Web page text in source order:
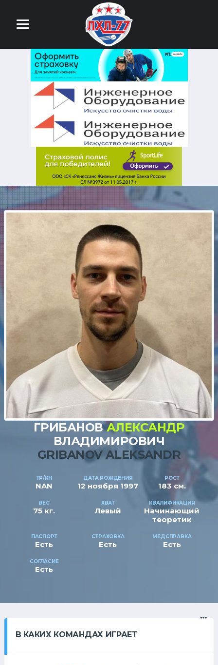
ГРИБАНОВАЛЕКСАНДР
ВЛАДИМИРОВИЧ
GRIBANOV ALEKSANDR
ТР/КН
NAN
ДАТА РОЖДЕНИЯ
12 ноября 1997
РОСТ
183 см.
ВЕС
75 кг.
ХВАТ
Левый
КВАЛИФИКАЦИЯ
Начинающий
теоретик
ПАСПОРТ
Есть
СТРАХОВКА
Есть
МЕДСПРАВКА
Есть
СОГЛАСИЕ
Есть
В КАКИХ КОМАНДАХ ИГРАЕТ